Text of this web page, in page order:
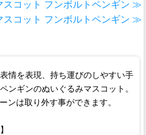
スコット フンボルトペンギン ≫
スコット フンボルトペンギン ≫
情を表現、持ち運びのしやすい手
ンギンのぬいぐるみマスコット。
ンは取り外す事ができます。